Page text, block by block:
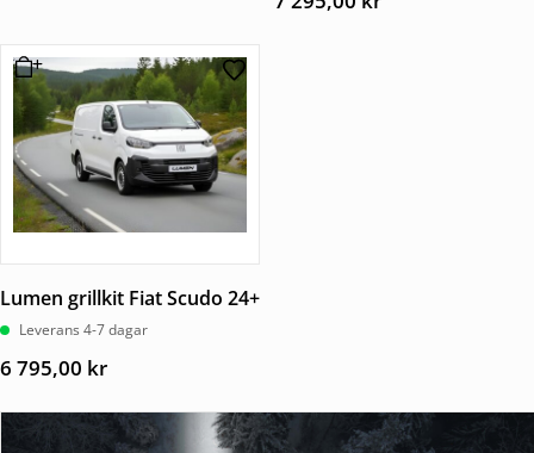
Lumen grillkit Fiat Scudo 24+
Leverans 4-7 dagar
6 795,00 kr